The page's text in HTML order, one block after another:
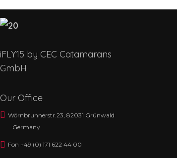
iFLY15 by CEC Catamarans
GmbH
Our Office
Wörnbrunnerstr.23, 82031 Grünwald
Germany
Fon +49 (0) 171 622 44 00